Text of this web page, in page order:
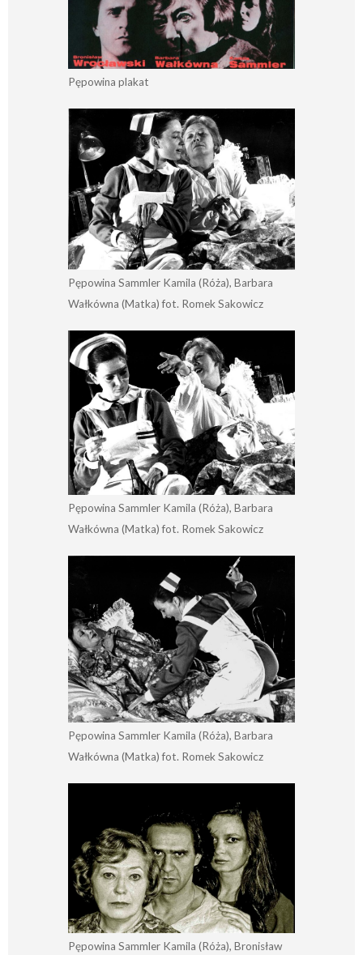
Pępowina plakat
Pępowina Sammler Kamila (Róża), Barbara
Wałkówna (Matka) fot. Romek Sakowicz
Pępowina Sammler Kamila (Róża), Barbara
Wałkówna (Matka) fot. Romek Sakowicz
Pępowina Sammler Kamila (Róża), Barbara
Wałkówna (Matka) fot. Romek Sakowicz
Pępowina Sammler Kamila (Róża), Bronisław